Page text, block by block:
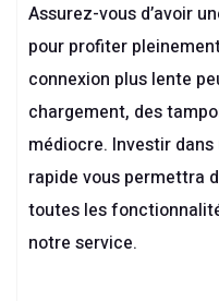
Assurez-vous d’avoir
pour profiter
connexion plus lente
chargement, des
médiocre. Investir
rapide vous permettra
toutes les
notre service.